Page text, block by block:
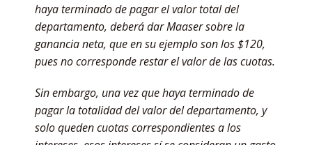
haya terminado de pagar el valor total del
departamento, deberá dar Maaser sobre la
ganancia neta, que en su ejemplo son los $120,
pues no corresponde restar el valor de las cuotas.
Sin embargo, una vez que haya terminado de
pagar la totalidad del valor del departamento, y
solo queden cuotas correspondientes a los